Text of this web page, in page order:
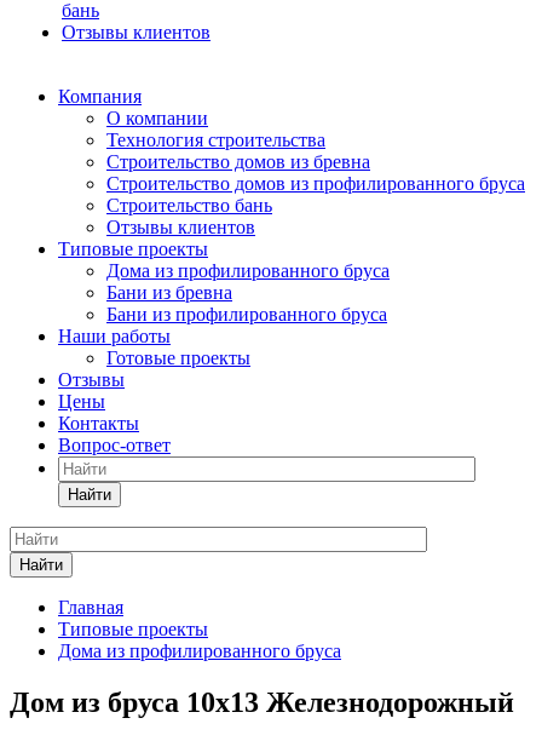
бань
Отзывы клиентов
Компания
О компании
Технология строительства
Строительство домов из бревна
Строительство домов из профилированного бруса
Строительство бань
Отзывы клиентов
Типовые проекты
Дома из профилированного бруса
Бани из бревна
Бани из профилированного бруса
Наши работы
Готовые проекты
Отзывы
Цены
Контакты
Вопрос-ответ
Найти
Найти
Главная
Типовые проекты
Дома из профилированного бруса
Дом из бруса 10х13 Железнодорожный